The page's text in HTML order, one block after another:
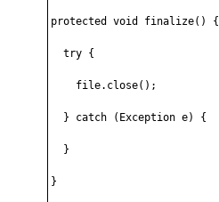
protected void finalize() {
  try {
    file.close();
  } catch (Exception e) {
  }
}